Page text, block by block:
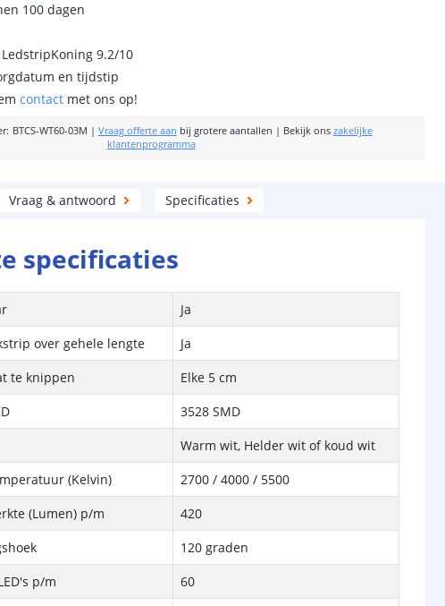
100 dagen
9.2/10
en tijdstip
contact met ons op!
: BTCS-WT60-03M | Vraag offerte aan bij grotere aantallen | Bekijk ons zakelijke
klantenprogramma
Vraag & antwoord Specificaties
specificaties
Ja
over gehele lengte
Ja
te knippen
Elke 5 cm
3528 SMD
Warm wit, Helder wit of koud wit
(Kelvin)
2700 / 4000/ 5500
(Lumen) p/m
420
120 graden
p/m
60